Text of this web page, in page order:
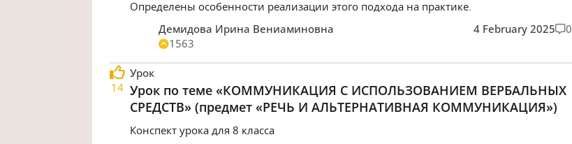
Определены особенности реализации этого подхода на практике.
Демидова Ирина Вениаминовна
1563
4 February 2025 0
14
Урок
Урок по теме «КОММУНИКАЦИЯ С ИСПОЛЬЗОВАНИЕМ ВЕРБАЛЬНЫХ
СРЕДСТВ» (предмет «РЕЧЬ И АЛЬТЕРНАТИВНАЯ КОММУНИКАЦИЯ»)
Конспект урока для 8 класса